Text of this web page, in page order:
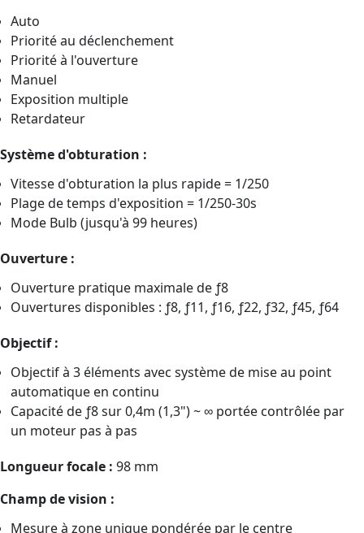
Auto
Priorité au déclenchement
Priorité à l'ouverture
Manuel
Exposition multiple
Retardateur
Système d'obturation :
Vitesse d'obturation la plus rapide = 1/250
Plage de temps d'exposition = 1/250-30s
Mode Bulb (jusqu'à 99 heures)
Ouverture :
Ouverture pratique maximale de ƒ8
Ouvertures disponibles : ƒ8, ƒ11, ƒ16, ƒ22, ƒ32, ƒ45, ƒ64
Objectif :
Objectif à 3 éléments avec système de mise au point
automatique en continu
Capacité de ƒ8 sur 0,4m (1,3") ~ ∞ portée contrôlée par
un moteur pas à pas
Longueur focale : 98 mm
Champ de vision :
Mesure à zone unique pondérée par le centre